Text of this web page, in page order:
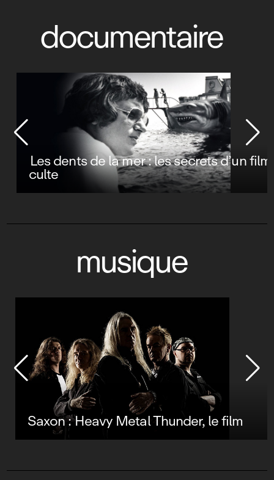
documentaire
Les dents de la mer : les secrets d’un film
culte
musique
Saxon : Heavy Metal Thunder, le film